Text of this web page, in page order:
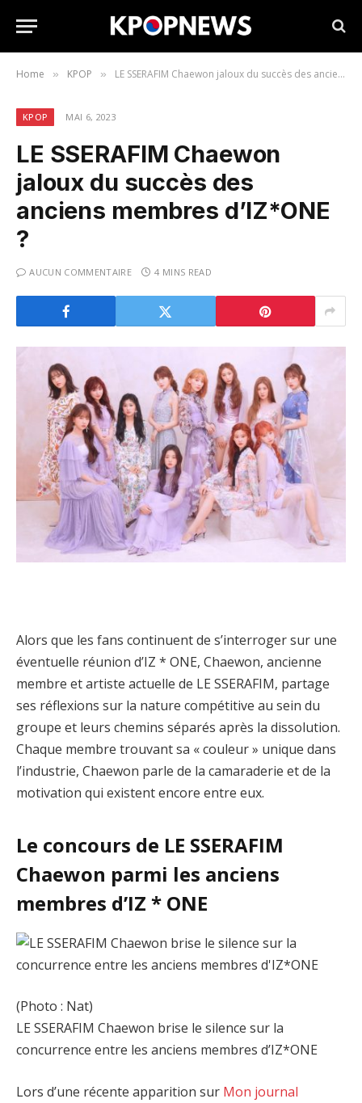
Home » KPOP » LE SSERAFIM Chaewon jaloux du succès des anciens membres d’IZ*ONE ?
KPOP MAI 6, 2023
LE SSERAFIM Chaewon
jaloux du succès des
anciens membres d’IZ*ONE
?
AUCUN COMMENTAIRE 4 MINS READ
Alors que les fans continuent de s’interroger sur une
éventuelle réunion d’IZ * ONE, Chaewon, ancienne
membre et artiste actuelle de LE SSERAFIM, partage
ses réflexions sur la nature compétitive au sein du
groupe et leurs chemins séparés après la dissolution.
Chaque membre trouvant sa « couleur » unique dans
l’industrie, Chaewon parle de la camaraderie et de la
motivation qui existent encore entre eux.
Le concours de LE SSERAFIM
Chaewon parmi les anciens
membres d’IZ * ONE
(Photo : Nat)
LE SSERAFIM Chaewon brise le silence sur la
concurrence entre les anciens membres d’IZ*ONE
Lors d’une récente apparition sur Mon journal